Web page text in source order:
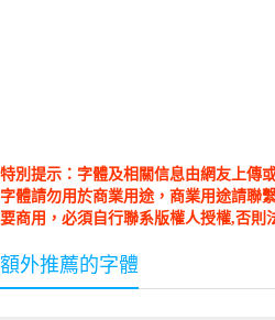
特別提示：字體及相關信息由網友上傳
字體請勿用於商業用途，商業用途請聯
要商用，必須自行聯系版權人授權,否則
額外推薦的字體